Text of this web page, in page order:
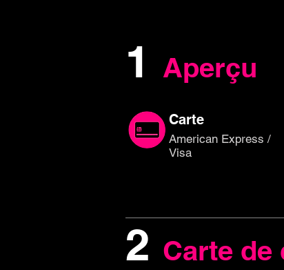
1 Aperçu
Carte
American Express /
Visa
2 Carte de